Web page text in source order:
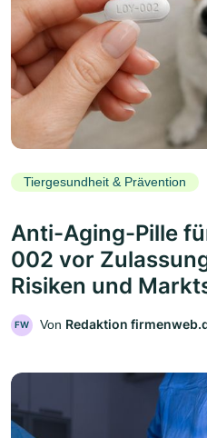
Tiergesundheit & Prävention
Anti-Aging-Pille
002 vor
Risiken und
FW Von Redaktion